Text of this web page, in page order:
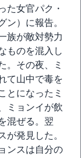
た女官パク・
ン）に報告。
族が敵対勢力
ものを混入し
。その夜、ミ
て山中で毒を
とになったミ
ミョンイが飲
混ぜる。翌
が発見した。
ンスは自分の